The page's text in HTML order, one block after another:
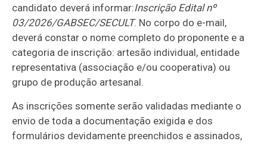
candidato deverá informar:Inscrição Edital nº
03/2026/GABSEC/SECULT. No corpo do e-mail,
deverá constar o nome completo do proponente e a
categoria de inscrição: artesão individual, entidade
representativa (associação e/ou cooperativa) ou
grupo de produção artesanal.
As inscrições somente serão validadas mediante o
envio de toda a documentação exigida e dos
formulários devidamente preenchidos e assinados,